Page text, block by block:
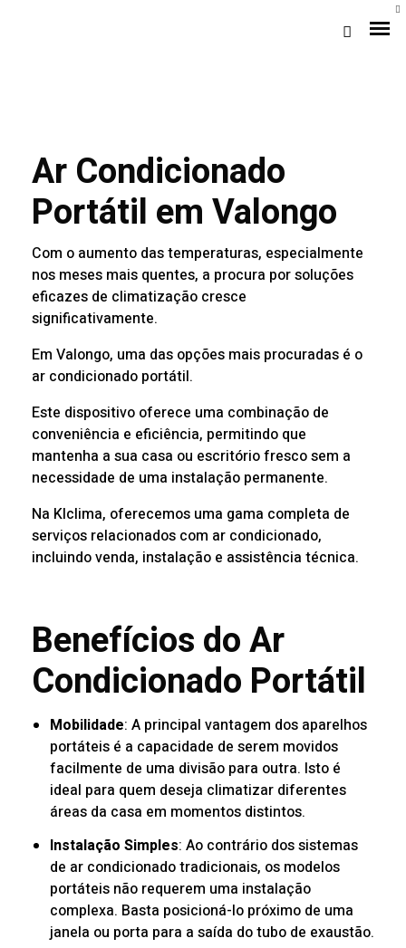
Loja Braga (Sede)
Loja Gaia
Assistência
Pós-venda
Ar Condicionado
Portátil em Valongo
Com o aumento das temperaturas, especialmente
nos meses mais quentes, a procura por soluções
eficazes de climatização cresce
significativamente.
Em Valongo, uma das opções mais procuradas é o
ar condicionado portátil.
Este dispositivo oferece uma combinação de
conveniência e eficiência, permitindo que
mantenha a sua casa ou escritório fresco sem a
necessidade de uma instalação permanente.
Na Klclima, oferecemos uma gama completa de
serviços relacionados com ar condicionado,
incluindo venda, instalação e assistência técnica.
Benefícios do Ar
Condicionado Portátil
Mobilidade: A principal vantagem dos aparelhos
portáteis é a capacidade de serem movidos
facilmente de uma divisão para outra. Isto é
ideal para quem deseja climatizar diferentes
áreas da casa em momentos distintos.
Instalação Simples: Ao contrário dos sistemas
de ar condicionado tradicionais, os modelos
portáteis não requerem uma instalação
complexa. Basta posicioná-lo próximo de uma
janela ou porta para a saída do tubo de exaustão.